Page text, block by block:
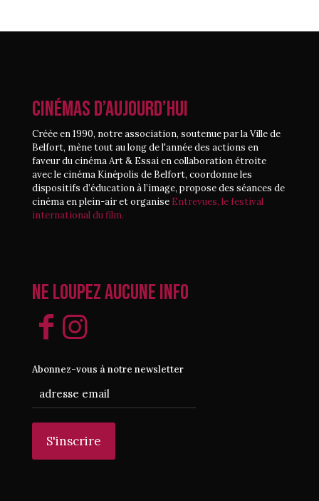
CINÉMAS D’AUJOURD’HUI
Créée en 1990, notre association, soutenue par la Ville de
Belfort, mène tout au long de l'année des actions en
faveur du cinéma Art & Essai en collaboration étroite
avec le cinéma Kinépolis de Belfort, coordonne les
dispositifs d’éducation à l’image, propose des séances de
cinéma en plein-air et organise Entrevues, le festival
international du film.
Ne loupez aucune info
Abonnez-vous à notre newsletter